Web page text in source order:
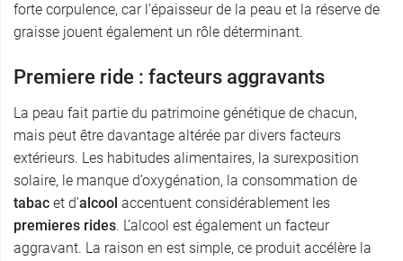
forte corpulence, car l’épaisseur de la peau et la réserve de
graisse jouent également un rôle déterminant.
Premiere ride : facteurs aggravants
La peau fait partie du patrimoine génétique de chacun,
mais peut être davantage altérée par divers facteurs
extérieurs. Les habitudes alimentaires, la surexposition
solaire, le manque d’oxygénation, la consommation de
tabac et d’alcool accentuent considérablement les
premieres rides. L’alcool est également un facteur
aggravant. La raison en est simple, ce produit accélère la